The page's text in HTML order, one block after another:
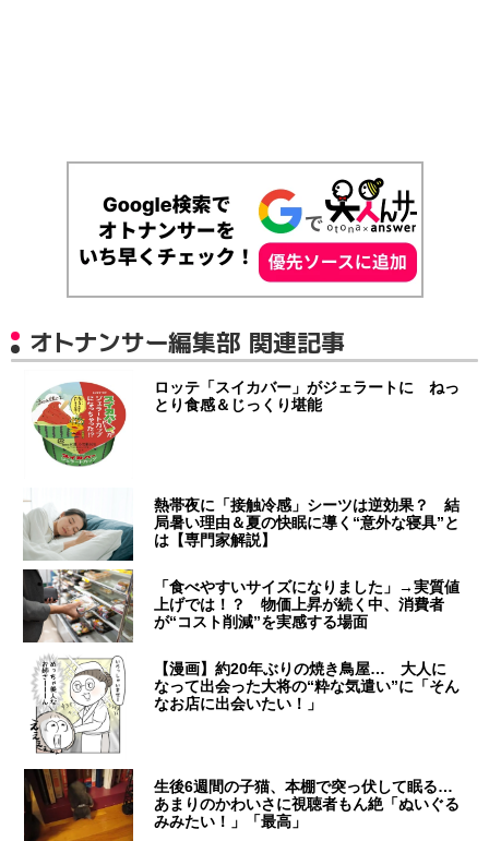
オトナンサー編集部 関連記事
ロッテ「スイカバー」がジェラートに ねっ
とり食感＆じっくり堪能
熱帯夜に「接触冷感」シーツは逆効果？ 結
局暑い理由＆夏の快眠に導く“意外な寝具”と
は【専門家解説】
「食べやすいサイズになりました」→実質値
上げでは！？ 物価上昇が続く中、消費者
が“コスト削減”を実感する場面
【漫画】約20年ぶりの焼き鳥屋… 大人に
なって出会った大将の“粋な気遣い”に「そん
なお店に出会いたい！」
生後6週間の子猫、本棚で突っ伏して眠る…
あまりのかわいさに視聴者もん絶「ぬいぐる
みみたい！」「最高」